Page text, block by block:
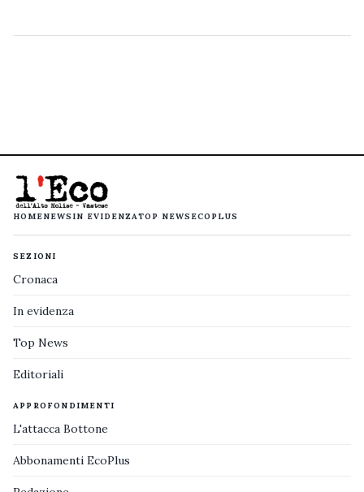
HOMENEWS IN EVIDENZATOP NEWS ECOPLUS
SEZIONI
Cronaca
In evidenza
Top News
Editoriali
APPROFONDIMENTI
L'attacca Bottone
Abbonamenti EcoPlus